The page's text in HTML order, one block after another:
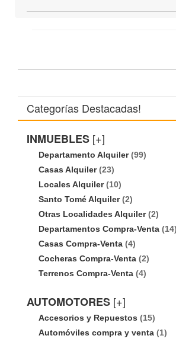
Categorías Destacadas!
INMUEBLES [+]
Departamento Alquiler(99)
Casas Alquiler(23)
Locales Alquiler(10)
Santo Tomé Alquiler(2)
Otras Localidades Alquiler(2)
Departamentos Compra-Venta (14)
Casas Compra-Venta (4)
Cocheras Compra-Venta (2)
Terrenos Compra-Venta (4)
AUTOMOTORES [+]
Accesorios y Repuestos (15)
Automóviles compra y venta (1)